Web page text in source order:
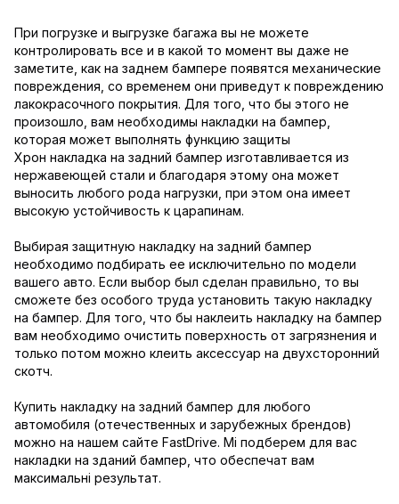
При погрузке и выгрузке багажа вы не можете
контролировать все и в какой то момент вы даже не
заметите, как на заднем бампере появятся механические
повреждения, со временем они приведут к повреждению
лакокрасочного покрытия. Для того, что бы этого не
произошло, вам необходимы накладки на бампер,
которая может выполнять функцию защиты
Хрон накладка на задний бампер изготавливается из
нержавеющей стали и благодаря этому она может
выносить любого рода нагрузки, при этом она имеет
высокую устойчивость к царапинам.
Выбирая защитную накладку на задний бампер
необходимо подбирать ее исключительно по модели
вашего авто. Если выбор был сделан правильно, то вы
сможете без особого труда установить такую накладку
на бампер. Для того, что бы наклеить накладку на бампер
вам необходимо очистить поверхность от загрязнения и
только потом можно клеить аксессуар на двухсторонний
скотч.
Купить накладку на задний бампер для любого
автомобиля (отечественных и зарубежных брендов)
можно на нашем сайте FastDrive. Мі подберем для вас
накладки на зданий бампер, что обеспечат вам
максимальні результат.